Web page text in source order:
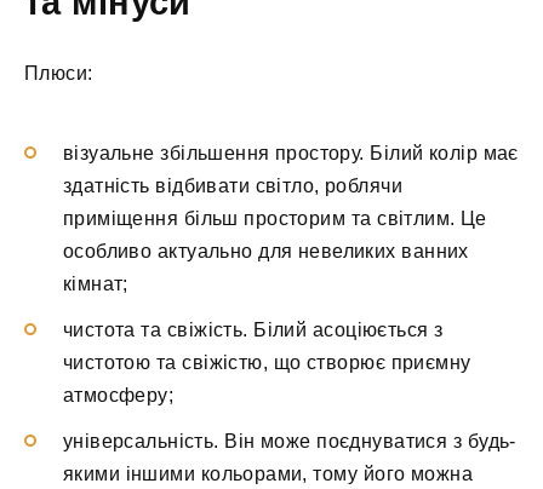
Плюси:
візуальне збільшення простору. Білий колір має
здатність відбивати світло, роблячи
приміщення більш просторим та світлим. Це
особливо актуально для невеликих ванних
кімнат;
чистота та свіжість. Білий асоціюється з
чистотою та свіжістю, що створює приємну
атмосферу;
універсальність. Він може поєднуватися з будь-
якими іншими кольорами, тому його можна